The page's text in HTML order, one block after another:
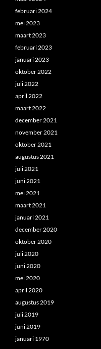
februari 2024
mei 2023
maart 2023
februari 2023
januari 2023
oktober 2022
juli 2022
april 2022
maart 2022
december 2021
november 2021
oktober 2021
augustus 2021
juli 2021
juni 2021
mei 2021
maart 2021
januari 2021
december 2020
oktober 2020
juli 2020
juni 2020
mei 2020
april 2020
augustus 2019
juli 2019
juni 2019
januari 1970